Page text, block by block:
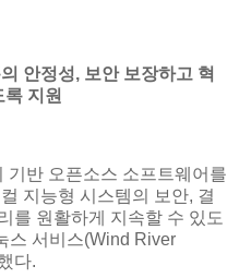
안정성, 보안 보장하고 혁
지원
기반 오픈소스 소프트웨어를
지능형 시스템의 보안, 결
를 원활하게 지속할 수 있도
스 서비스(Wind River
다.